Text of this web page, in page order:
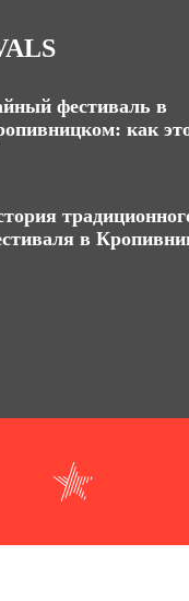
фестиваль в
как
в